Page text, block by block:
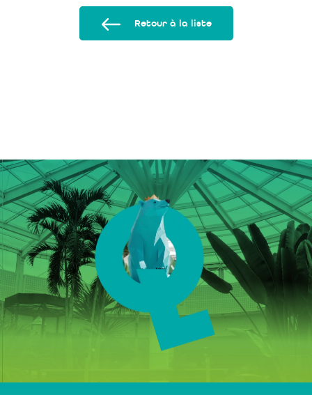
Retour à la liste